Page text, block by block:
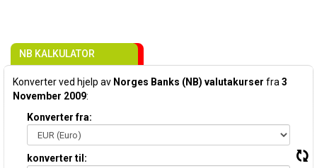
NB KALKULATOR
Konverter ved hjelp av Norges Banks (NB) valutakurser fra 3
November 2009:
Konverter fra:
konverter til: